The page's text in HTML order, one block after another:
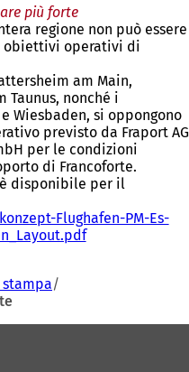
più forte
regione non può essere
obiettivi operativi di
am Main,
Taunus, nonché i
Wiesbaden, si oppongono
previsto da Fraport AG
per le condizioni
di Francoforte.
disponibile per il
Flughafen-PM-Es-